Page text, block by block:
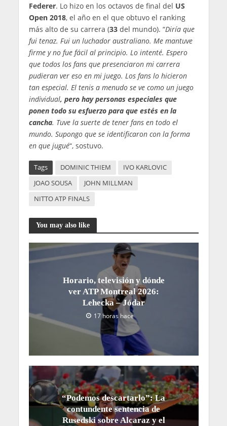
Federer. Lo hizo en los octavos de final del US
Open 2018, el año en el que obtuvo el ranking
más alto de su carrera (33del mundo). “Diría que
fui tenaz. Fui un luchador australiano. Me mantuve
firme y no fue fácil al principio. Lo intenté. Espero
que todos los fans que presenciaron mi carrera
pudieran ver eso en mi juego. Los fans lo hicieron
tan especial. El tenis a menudo se ve como un juego
individual, pero hay personas especiales que
ponen todo su esfuerzo para que estés en la
cancha. Tuve la suerte de tener fans en todo el
mundo. Supongo que se identificaron con la forma
en que jugué“, sostuvo.
Tags DOMINIC THIEM
IVO KARLOVIC
JOAO SOUSA
JOHN MILLMAN
NITTO ATP FINALS
You may also like
Horario, televisión y dónde
ver ATP Montreal 2026:
Lehecka – Jódar
17 horas hace
“Podemos descartarlo”: La
contundente sentencia de
Rusedski sobre Alcaraz y el